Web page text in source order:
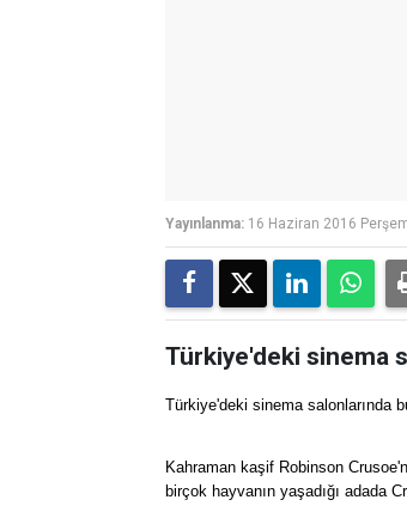
Yayınlanma: 16 Haziran 2016
Türkiye'deki sinema
Türkiye'deki sinema salonlarında
Kahraman kaşif Robinson
birçok hayvanın yaşadığı adada